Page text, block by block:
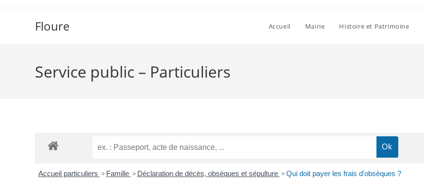
Floure Accueil Mairie Histoire et Patrimoine
Service public – Particuliers
Accueil particuliers > Famille > Déclaration de décès, obsèques et sépulture > Qui doit payer les frais d'obsèques ?